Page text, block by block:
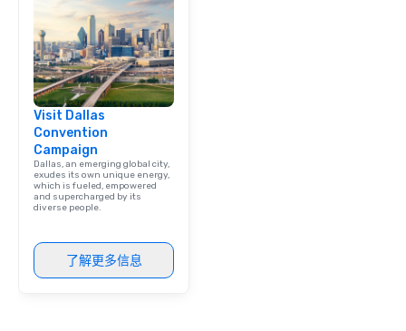
Visit Dallas
Convention
Campaign
Dallas, an emerging global city,
exudes its own unique energy,
which is fueled, empowered
and supercharged by its
diverse people.
了解更多信息